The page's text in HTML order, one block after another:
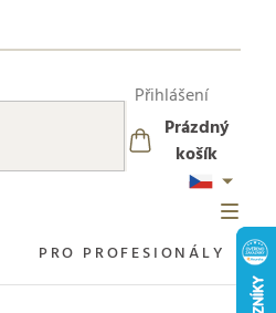
Přihlášení
NÁKUPNÍ
KOŠÍK
Prázdný
košík
PRO PROFESIONÁLY